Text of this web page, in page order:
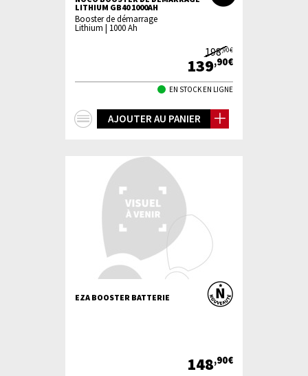
LITHIUM GB40 1000AH
Booster de démarrage
Lithium | 1000 Ah
198,90€
139,90€
EN STOCK EN LIGNE
AJOUTER AU PANIER
EZA BOOSTER BATTERIE
148,90€